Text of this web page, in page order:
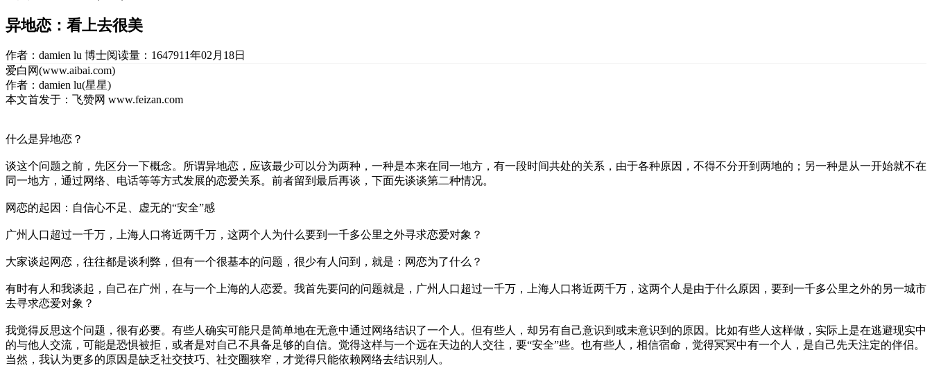
异地恋：看上去很美
作者：damien lu 博士阅读量：1647911年02月18日
爱白网(www.aibai.com)
作者：damien lu(星星)
本文首发于：飞赞网 www.feizan.com
什么是异地恋？
谈这个问题之前，先区分一下概念。所谓异地恋，应该最少可以分为两种，一种是本来在同一地方，有一段时间共处的关系，由于各种原因，不得不分开到两地的；另一种是从一开始就不在
同一地方，通过网络、电话等等方式发展的恋爱关系。前者留到最后再谈，下面先谈谈第二种情况。
网恋的起因：自信心不足、虚无的“安全”感
广州人口超过一千万，上海人口将近两千万，这两个人为什么要到一千多公里之外寻求恋爱对象？
大家谈起网恋，往往都是谈利弊，但有一个很基本的问题，很少有人问到，就是：网恋为了什么？
有时有人和我谈起，自己在广州，在与一个上海的人恋爱。我首先要问的问题就是，广州人口超过一千万，上海人口将近两千万，这两个人是由于什么原因，要到一千多公里之外的另一城市
去寻求恋爱对象？
我觉得反思这个问题，很有必要。有些人确实可能只是简单地在无意中通过网络结识了一个人。但有些人，却另有自己意识到或未意识到的原因。比如有些人这样做，实际上是在逃避现实中
的与他人交流，可能是恐惧被拒，或者是对自己不具备足够的自信。觉得这样与一个远在天边的人交往，要“安全”些。也有些人，相信宿命，觉得冥冥中有一个人，是自己先天注定的伴侣。
当然，我认为更多的原因是缺乏社交技巧、社交圈狭窄，才觉得只能依赖网络去结识别人。